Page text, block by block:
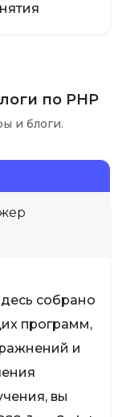
по PHP
и блоги.
собрано
программ,
и
вы